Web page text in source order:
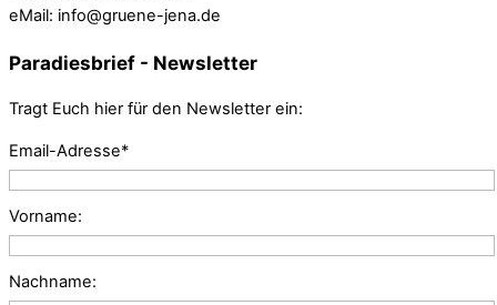
eMail: info@gruene-jena.de
Paradiesbrief - Newsletter
Tragt Euch hier für den Newsletter ein:
Email-Adresse*
Vorname:
Nachname: